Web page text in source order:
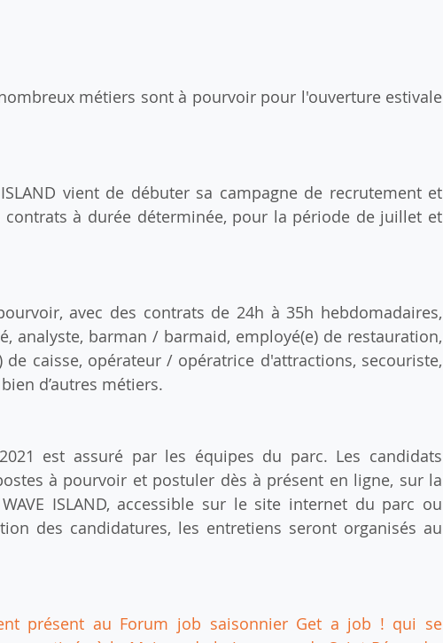
métiers sont à pourvoir pour l'ouverture estivale
vient de débuter sa campagne de recrutement et
à durée déterminée, pour la période de juillet et
avec des contrats de 24h à 35h hebdomadaires,
analyste, barman / barmaid, employé(e) de restauration,
de caisse, opérateur / opératrice d'attractions, secouriste,
d’autres métiers.
est assuré par les équipes du parc. Les candidats
à pourvoir et postuler dès à présent en ligne, sur la
ISLAND, accessible sur le site internet du parc ou
des candidatures, les entretiens seront organisés au
présent au Forum job saisonnier Get a job ! qui se